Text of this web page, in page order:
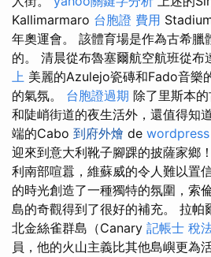
Kallimarmaro 台胞證 費用
年奧運會。 該體育場是作為古希臘
的。 清晨從布魯塞爾航空航班從布
上 美麗的Azulejo瓷磚和Fado音樂
的氣氛。 台胞證過期 除了里斯本
和陡峭街道的夜生活外，還值得知
端的Cabo 到府外燴 de wordpress
迎來到意大利靴子腳踝的披薩家鄉
利南部喧囂，維蘇威的令人難以置
的時光創造了一種獨特的氛圍，索
島的奇觀得到了很好的補充。 拉帕
北金絲雀群島（Canary 記帳士 稅
員，他的火山主義比其他島嶼更為